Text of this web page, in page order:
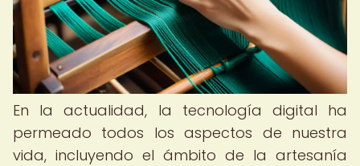
En la actualidad, la tecnología digital ha
permeado todos los aspectos de nuestra
vida, incluyendo el ámbito de la artesanía